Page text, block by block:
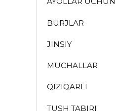
BURJLAR
JINSIY
MUCHALLAR
QIZIQARLI
TUSH TABIRI